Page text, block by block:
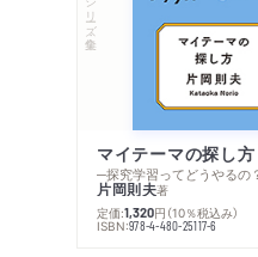
シリーズ・全集
マイテーマの探し方
─探究学習ってどうやるの
片岡則夫著
定価:1,320円 （10％税込み）
ISBN:978-4-480-25117-6